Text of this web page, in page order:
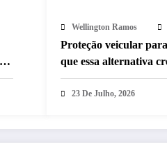
Wellington Ramos
Proteção veicular
que essa alternativa
motociclistas no Brasil
23 De Julho, 2026